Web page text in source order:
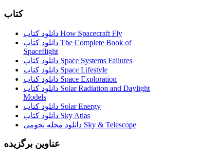
کتاب
دانلود کتاب How Spacecraft Fly
دانلود کتاب The Complete Book of
Spaceflight
دانلود کتاب Space Systems Failures
دانلود کتاب Space Lifestyle
دانلود کتاب Space Exploration
دانلود کتاب Solar Radiation and Daylight
Models
دانلود کتاب Solar Energy
دانلود کتاب Sky Atlas
دانلود مجله نجومی Sky & Telescope
عناوین برگزیده